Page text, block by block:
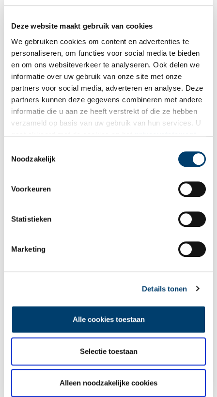
Deze website maakt gebruik van cookies
We gebruiken cookies om content en advertenties te
personaliseren, om functies voor social media te bieden
en om ons websiteverkeer te analyseren. Ook delen we
informatie over uw gebruik van onze site met onze
partners voor social media, adverteren en analyse. Deze
partners kunnen deze gegevens combineren met andere
informatie die u aan ze heeft verstrekt of die ze hebben
verzameld op basis van uw gebruik van hun services. U
Noodzakelijk
Voorkeuren
Statistieken
Marketing
Details tonen
Alle cookies toestaan
Selectie toestaan
Alleen noodzakelijke cookies
Duitsers opgeworpen verdedigingslinie. Die geschiedenis
in het oude Duitse ‘Kasino’ huist.
De Hoeksteen: Rietveld in Uithoorn
Kerkelijk centrum De Hoeksteen in Uithoorn was één van de
laatste creaties van architect Gerrit Rietveld. Het bijzondere
zelf niet meer meemaken, hij overleed tijdens de bouw in
1964.
Het volksbadhuis aan de Hilversumse Meidoornstraat
in een tijd dat veel huizen nog geen badkamer hadden. Het
tot woningen.